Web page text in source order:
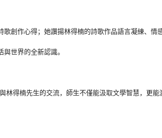
創作心得； 她讚揚林得楠的詩歌作品語言凝練、情
與世界的全新認識。
林得楠先生的交流，師生不僅能汲取文學智慧， 更能